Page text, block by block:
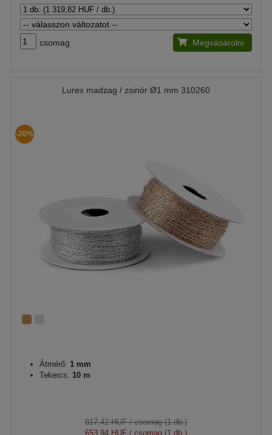
csomag Megvásárolni
Lurex madzag / zsinór Ø1 mm 310260
-20%
Átmérő: 1 mm
Tekercs: 10 m
817,42 HUF/ csomag (1 db.)
653,94 HUF / csomag (1 db.)